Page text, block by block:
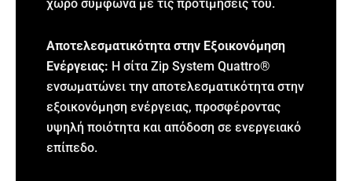
χώρο σύμφωνα με τις προτιμήσεις του.
Αποτελεσματικότητα στην Εξοικονόμηση
Ενέργειας: Η σίτα Zip System Quattro®
ενσωματώνει την αποτελεσματικότητα στην
εξοικονόμηση ενέργειας, προσφέροντας
υψηλή ποιότητα και απόδοση σε ενεργειακό
επίπεδο.